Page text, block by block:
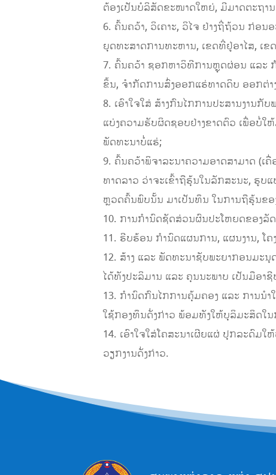
ຕ້ອງເປັນບໍລິສັດຂະໜາດໃຫຍ່, ມີມາດຕະຖາ
6. ຄົ້ນຄວ້າ, ວິເຄາະ, ວິໄຈ ຢ່າງຖີ່ຖ້ວນ ກ່ອ
ຍຸດທະສາດການທະຫານ, ເຂດທີ່ຢູ່ອາໄສ, ເ
7. ຄົ້ນຄວ້າ ຊອກຫາວິທີການຫຼຸດຜ່ອນ ແລະ
ຂຶ້ນ, ຈໍາກັດການສົ່ງອອກແຮ່ທາດດິບ ອອກຕ່
8. ເອົາໃຈໃສ່ ສ້າງກົນໄກການປະສານງານ
ແບ່ງຄວາມຮັບຜິດຊອບຢ່າງຂາດຕົວ ເພື່ອບໍ່
ພັດທະນາບໍ່ແຮ່;
9. ຄົ້ນຄວ້າພິຈາລະນາຄວາມອາດສາມາດ (
ທາດລາວ ວ່າຈະເຂົ້າຖືຮຸ້ນໃນລັກສະນະ, ຮູ
ຫຼວດຄົ້ນພົບນັ້ນ ມາເປັນທຶນ ໃນການຖືຮຸ້ນຂອ
10. ການກໍານົດຊັດສ່ວນຜົນປະໂຫຍດຂອງລັ
11. ຮີບຮ້ອນ ກໍານົດແຜນການ, ແຜນງານ, ໂ
12. ສ້າງ ແລະ ພັດທະນາຊັບພະຍາກອນມະ
ໄດ້ທັງປະລິມານ ແລະ ຄຸນນະພາບ ເປັນມືອາ
13. ກຳນົດກົນໄກການຄຸ້ມຄອງ ແລະ ການນໍ
ໃຊ້ກອງທຶນດັ່ງກ່າວ ພ້ອມທັງໃຫ້ບຸລິມະສິດໃນ
14. ເອົາໃຈໃສ່ໂຄສະນາເຜີຍແຜ່ ປຸກລະດົມ
ວຽກງານດັ່ງກ່າວ.